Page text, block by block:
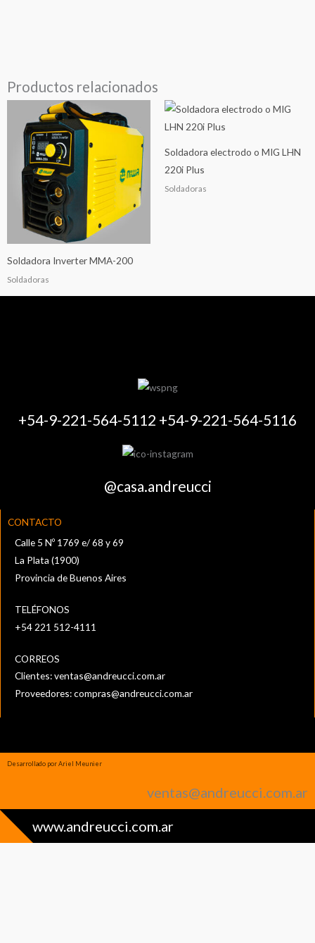
Productos relacionados
Soldadora Inverter MMA-200
Soldadoras
Soldadora electrodo o MIG LHN
220i Plus
Soldadoras
+54-9-221-564-5112 +54-9-221-564-5116
@casa.andreucci
CONTACTO
Calle 5 Nº 1769 e/ 68 y 69
La Plata (1900)
Provincia de Buenos Aires
TELÉFONOS
+54 221 512-4111‬
CORREOS
Clientes:ventas@andreucci.com.ar
Proveedores:compras@andreucci.com.ar
Desarrollado por Ariel Meunier
ventas@andreucci.com.ar
www.andreucci.com.ar